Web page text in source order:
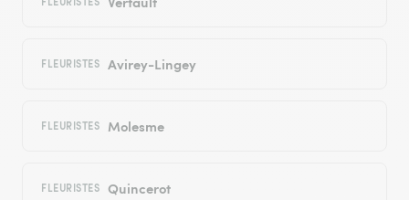
FLEURISTES Avirey-Lingey
FLEURISTES Molesme
FLEURISTES Quincerot